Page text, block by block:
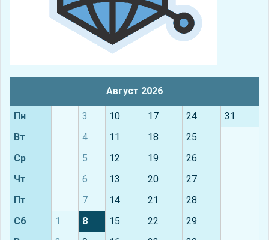
Август 2026
Пн 3 10 17 24
31
Вт
4 11 18
25
Ср
5 12 19
26
Чт
6 13 20
27
Пт
7 14 21
28
Сб
1 8 15 22
29